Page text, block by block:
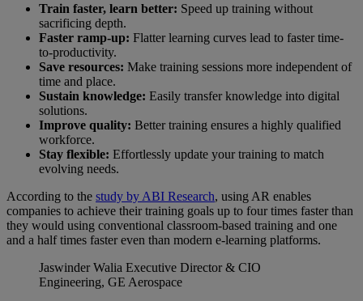
Train faster, learn better: Speed up training without
sacrificing depth.
Faster ramp-up: Flatter learning curves lead to faster time-
to-productivity.
Save resources: Make training sessions more independent of
time and place.
Sustain knowledge: Easily transfer knowledge into digital
solutions.
Improve quality: Better training ensures a highly qualified
workforce.
Stay flexible: Effortlessly update your training to match
evolving needs.
According to the study by ABI Research, using AR enables
companies to achieve their training goals up to four times faster than
they would using conventional classroom-based training and one
and a half times faster even than modern e-learning platforms.
Jaswinder Walia Executive Director & CIO
Engineering, GE Aerospace